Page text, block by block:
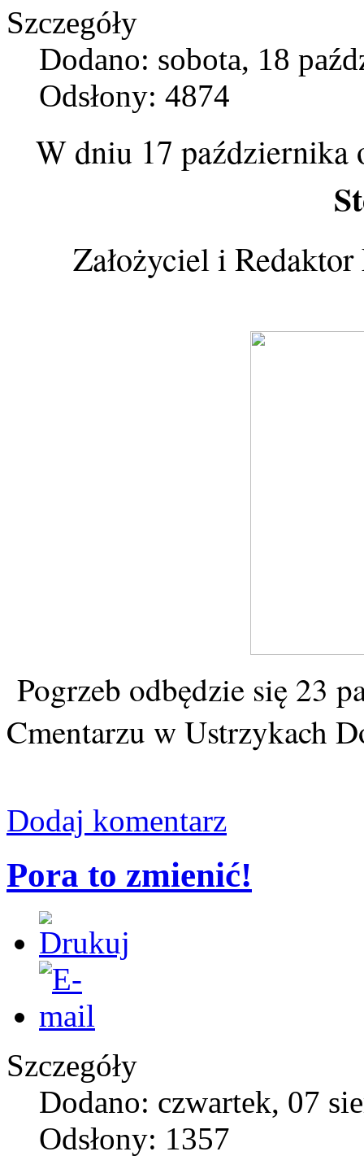
Szczegóły
Dodano: sobota, 18
Odsłony: 4874
W dniu 17 października
Założyciel i
Pogrzeb odbędzie się 23
Cmentarzu w Ustrzykach
Dodaj komentarz
Pora to zmienić!
Szczegóły
Dodano: czwartek, 07
Odsłony: 1357